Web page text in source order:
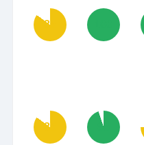
85
85 95